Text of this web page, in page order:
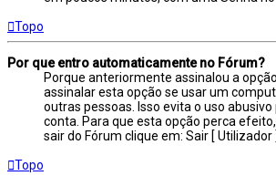
Topo
Por que entro automaticamente no Fórum?
Porque anteriormente assinalou a
assinalar esta opção se usar um
outras pessoas. Isso evita o uso
conta. Para que esta opção perca
sair do Fórum clique em: Sair [ Utilizador ]
Topo